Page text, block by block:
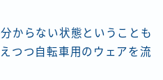
からない状態ということも
つつ自転車用のウェアを流